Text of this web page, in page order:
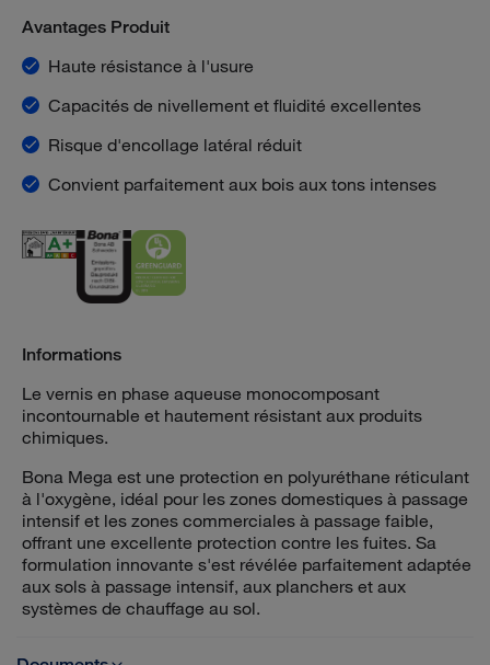
Avantages Produit
Haute résistance à l'usure
Capacités de nivellement et fluidité excellentes
Risque d'encollage latéral réduit
Convient parfaitement aux bois aux tons intenses
Informations
Le vernis en phase aqueuse monocomposant
incontournable et hautement résistant aux produits
chimiques.
Bona Mega est une protection en polyuréthane réticulant
à l'oxygène, idéal pour les zones domestiques à passage
intensif et les zones commerciales à passage faible,
offrant une excellente protection contre les fuites. Sa
formulation innovante s'est révélée parfaitement adaptée
aux sols à passage intensif, aux planchers et aux
systèmes de chauffage au sol.